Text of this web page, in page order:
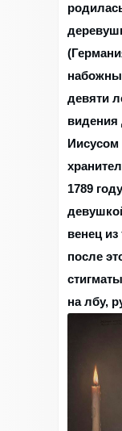
девяти
Иисусом
1789
венец
после
на лбу,